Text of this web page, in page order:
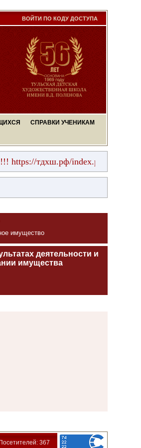
ВОЙТИ ПО КОДУ ДОСТУПА
СПРАВКИ УЧЕНИКАМ
тдхш.рф/
имущество
деятельности и
имущества
Посетителей: 367